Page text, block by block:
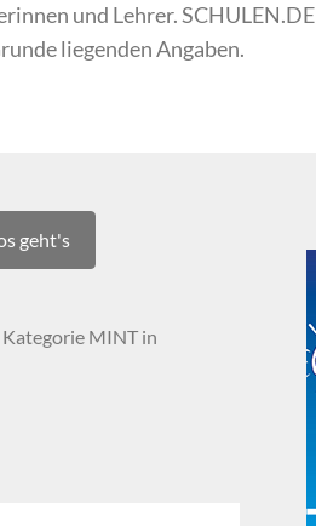
und Lehrer.
liegenden Angaben.
geht's
Kategorie MINT in